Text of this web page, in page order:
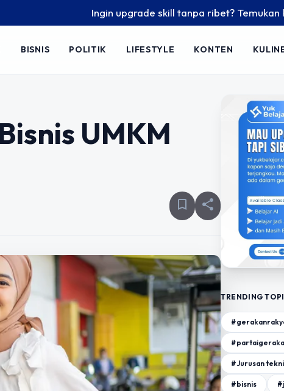
Ingin upgrade skill tanpa ribet? Temukan kelas seru
BISNIS POLITIK LIFESTYLE KONTEN
UMKM
bookmark_border share
TRENDING
#Jurusan
#bisnis